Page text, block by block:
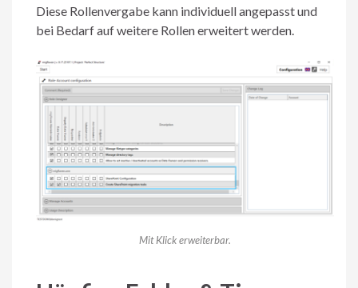
Diese Rollenvergabe kann individuell angepasst und
bei Bedarf auf weitere Rollen erweitert werden.
Mit Klick erweiterbar.